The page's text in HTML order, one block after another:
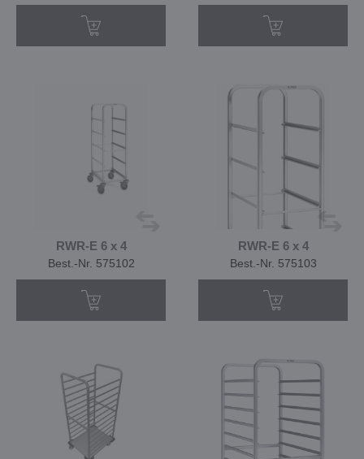
RWR-E 6 x 4
Best.-Nr. 575102
RWR-E 6 x 4
Best.-Nr. 575103